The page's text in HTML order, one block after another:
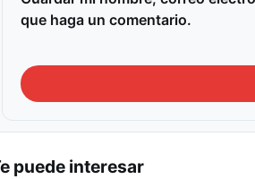
que haga un comentario.
puede interesar